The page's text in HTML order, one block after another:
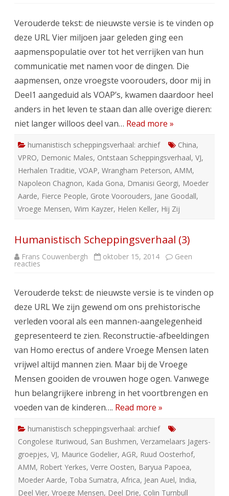
Verouderde tekst: de nieuwste versie is te vinden op
deze URL Vier miljoen jaar geleden ging een
aapmenspopulatie over tot het verrijken van hun
communicatie met namen voor de dingen. Die
aapmensen, onze vroegste voorouders, door mij in
Deel1 aangeduid als VOAP’s, kwamen daardoor heel
anders in het leven te staan dan alle overige dieren:
niet langer willoos deel van… Read more »
humanistisch scheppingsverhaal: archief China,
VPRO, Demonic Males, Ontstaan Scheppingsverhaal, VJ,
Herhalen Traditie, VOAP, Wrangham Peterson, AMM,
Napoleon Chagnon, Kada Gona, Dmanisi Georgi, Moeder
Aarde, Fierce People, Grote Voorouders, Jane Goodall,
Vroege Mensen, Wim Kayzer, Helen Keller, Hij Zij
Humanistisch Scheppingsverhaal (3)
Frans Couwenbergh oktober 15, 2014 Geen
reacties
Verouderde tekst: de nieuwste versie is te vinden op
deze URL We zijn gewend om ons prehistorische
verleden vooral als een mannen-aangelegenheid
gepresenteerd te zien. Reconstructie-afbeeldingen
van Homo erectus of andere Vroege Mensen laten
vrijwel altijd mannen zien. Maar bij de Vroege
Mensen gooiden de vrouwen hoge ogen. Vanwege
hun belangrijkere inbreng in het voortbrengen en
voeden van de kinderen…. Read more »
humanistisch scheppingsverhaal: archief
Congolese Ituriwoud, San Bushmen, Verzamelaars Jagers-
groepjes, VJ, Maurice Godelier, AGR, Ruud Oosterhof,
AMM, Robert Yerkes, Verre Oosten, Baryua Papoea,
Moeder Aarde, Toba Sumatra, Africa, Jean Auel, India,
Deel Vier, Vroege Mensen, Deel Drie, Colin Turnbull